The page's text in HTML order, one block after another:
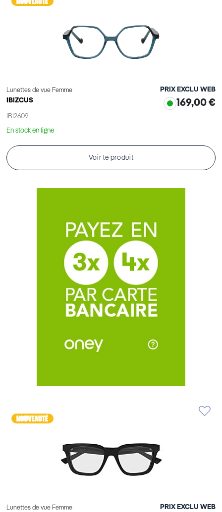
Lunettes de vue Femme
IBIZCUS
IBI2609
PRIX EXCLU WEB
169,00 €
En stock en ligne
Voir le produit
Lunettes de vue Femme PRIX EXCLU WEB